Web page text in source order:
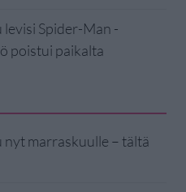
Spider-Man -
poistui paikalta
nyt marraskuulle – tältä